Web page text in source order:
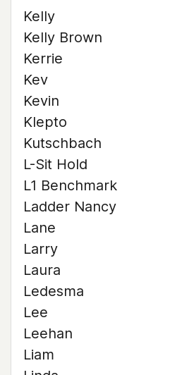
Kelly
Kelly Brown
Kerrie
Kev
Kevin
Klepto
Kutschbach
L-Sit Hold
L1 Benchmark
Ladder Nancy
Lane
Larry
Laura
Ledesma
Lee
Leehan
Liam